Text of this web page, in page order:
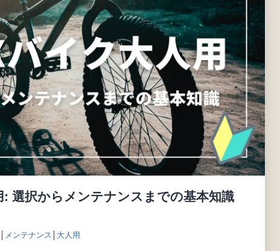
: 選択からメンテナンスまでの基本知識
│ メンテナンス │ 大人用